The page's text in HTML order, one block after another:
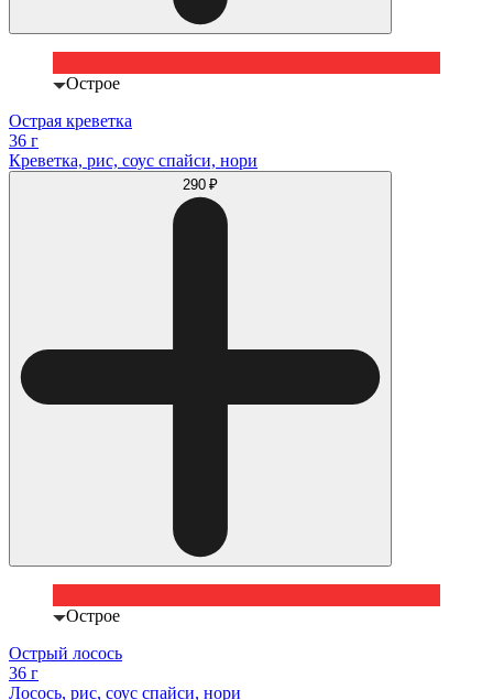
Острое
Острая креветка
36 г
Креветка, рис, соус спайси, нори
290 ₽
Острое
Острый лосось
36 г
Лосось, рис, соус спайси, нори